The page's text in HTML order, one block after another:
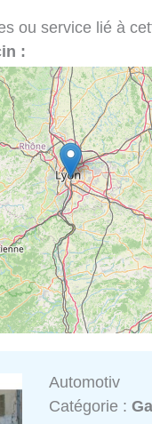
ou service lié à
:
Automotiv
Catégorie :